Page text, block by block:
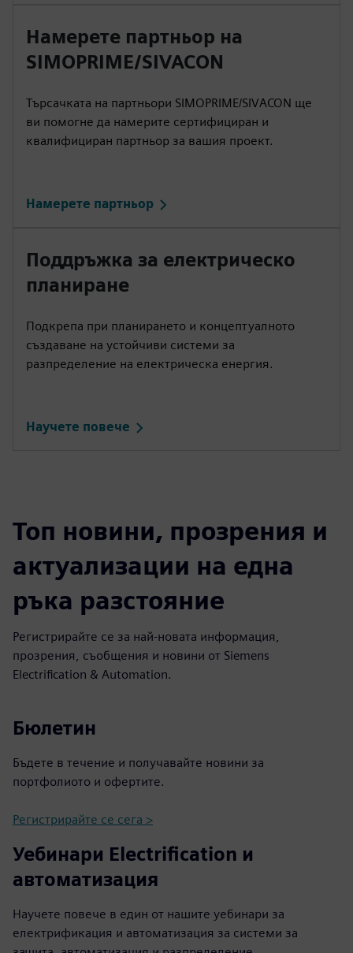
Намерете партньор на
SIMOPRIME/SIVACON
Търсачката на партньори SIMOPRIME/SIVACON ще
ви помогне да намерите сертифициран и
квалифициран партньор за вашия проект.
Намерете партньор
Поддръжка за електрическо
планиране
Подкрепа при планирането и концептуалното
създаване на устойчиви системи за
разпределение на електрическа енергия.
Научете повече
Топ новини, прозрения и
актуализации на една
ръка разстояние
Регистрирайте се за най-новата информация,
прозрения, съобщения и новини от Siemens
Electrification & Automation.
Бюлетин
Бъдете в течение и получавайте новини за
портфолиото и офертите.
Регистрирайте се сега >
Уебинари Electrification и
автоматизация
Научете повече в един от нашите уебинари за
електрификация и автоматизация за системи за